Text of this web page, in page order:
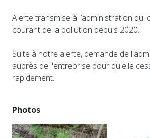
Alerte transmise à l’administration qui
courant de la pollution depuis 2020.
Suite à notre alerte, demande de
auprès de l'entreprise pour qu'elle
rapidement.
Photos